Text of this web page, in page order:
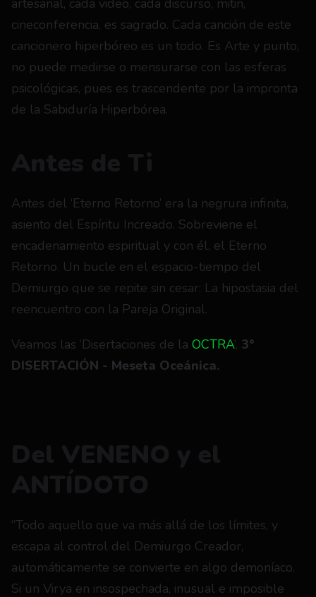
artesanal, cada video, cada discurso, mitin,
cineconferencia, es sagrado. Cada canción de este
cancionero hiperbóreo es un todo. Es Arte y punto,
no puede medirse o mensurarse con las esferas
psicológicas, pues es trascendente por la impronta
de la Sabiduría Hiperbórea.
Antes del ‘Eterno Retorno’ era la negrura infinita,
asiento del Espíritu Increado. Sobreviene el
encadenamiento espiritual y con él, el Eterno
Retorno. Un bucle en el espacio-tiempo del
Demiurgo que se repite sin cesar: La hipostasia del
reencuentro con la Pareja Original.
Veamos las ‘Disertaciones de la OCTRA’, 3°
DISERTACIÓN - Meseta Oceánica.
“Todo aquello que va más allá de los límites, y
escapa al control del Demiurgo Creador,
automáticamente se convierte en algo demoníaco.
Si un Virya en insospechada, inusual e imposible